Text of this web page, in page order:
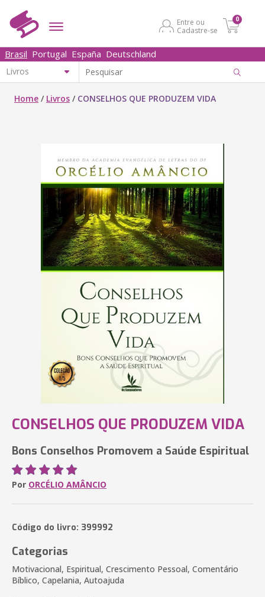
Entre ou
Cadastre-se
0
Brasil Portugal España Deutschland
Home / Livros / CONSELHOS QUE PRODUZEM VIDA
CONSELHOS QUE PRODUZEM VIDA
Bons Conselhos Promovem a Saúde Espiritual
Por ORCÉLIO AMÂNCIO
Código do livro: 399992
Categorias
Motivacional, Espiritual, Crescimento Pessoal, Comentário
Bíblico, Capelania, Autoajuda